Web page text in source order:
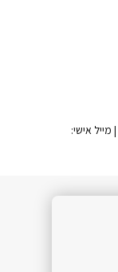
| מייל אישי: